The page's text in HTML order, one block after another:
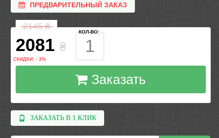
ПРЕДВАРИТЕЛЬНЫЙ ЗАКАЗ
2145₴
2081 ₴
СКИДКИ: - 3%
КОЛ-ВО:
Заказать
ЗАКАЗАТЬ В 1 КЛИК